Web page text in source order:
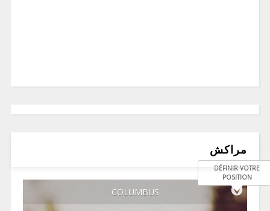
مراكش
COLUMBUS
DÉFINIR VOTRE
POSITION